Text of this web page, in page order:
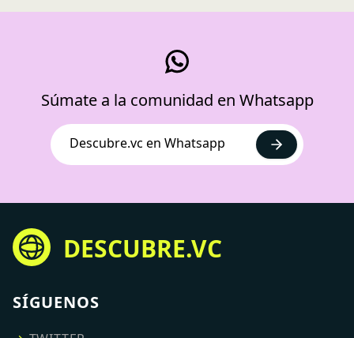
Súmate a la comunidad en Whatsapp
Descubre.vc en Whatsapp
DESCUBRE.VC
SÍGUENOS